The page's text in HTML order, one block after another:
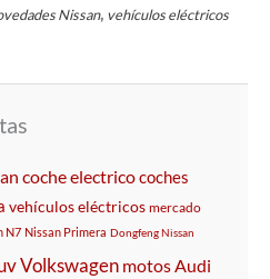
Nissan, vehículos eléctricos
coche electricocoches
vehículos eléctricos mercado
N7 Nissan Primera Dongfeng Nissan
Volkswagen motosAudi